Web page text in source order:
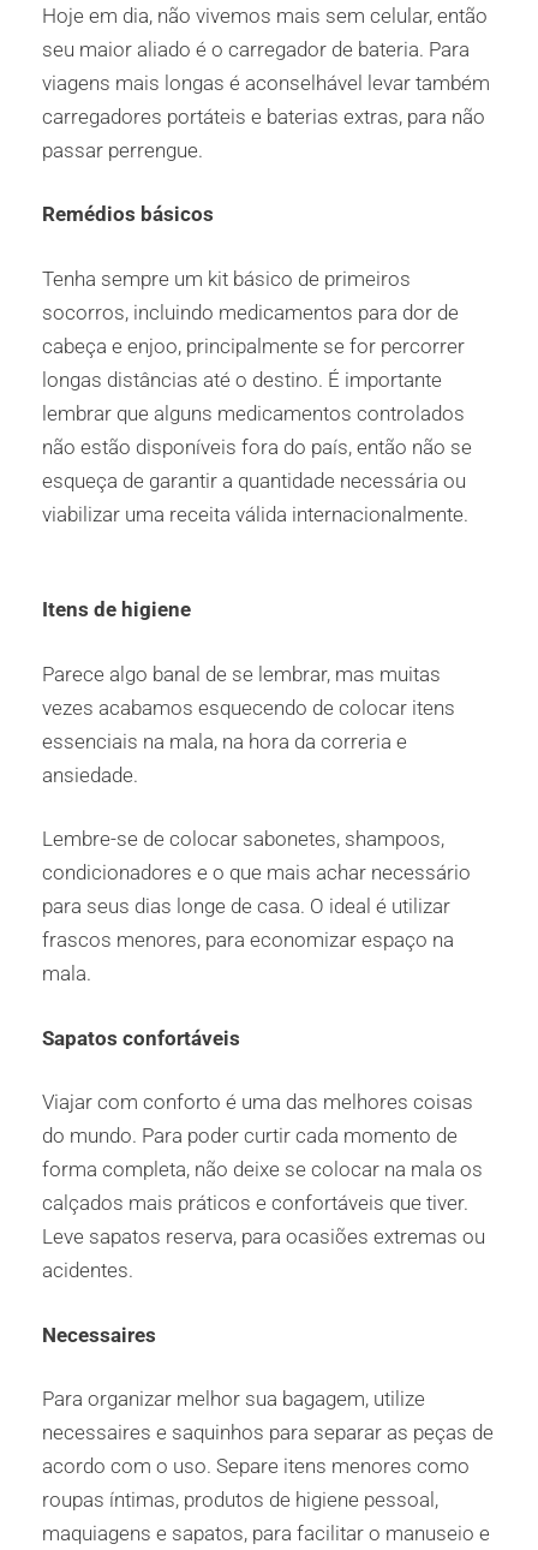
Hoje em dia, não vivemos mais sem celular, então
seu maior aliado é o carregador de bateria. Para
viagens mais longas é aconselhável levar também
carregadores portáteis e baterias extras, para não
passar perrengue.
Remédios básicos
Tenha sempre um kit básico de primeiros
socorros, incluindo medicamentos para dor de
cabeça e enjoo, principalmente se for percorrer
longas distâncias até o destino. É importante
lembrar que alguns medicamentos controlados
não estão disponíveis fora do país, então não se
esqueça de garantir a quantidade necessária ou
viabilizar uma receita válida internacionalmente.
Itens de higiene
Parece algo banal de se lembrar, mas muitas
vezes acabamos esquecendo de colocar itens
essenciais na mala, na hora da correria e
ansiedade.
Lembre-se de colocar sabonetes, shampoos,
condicionadores e o que mais achar necessário
para seus dias longe de casa. O ideal é utilizar
frascos menores, para economizar espaço na
mala.
Sapatos confortáveis
Viajar com conforto é uma das melhores coisas
do mundo. Para poder curtir cada momento de
forma completa, não deixe se colocar na mala os
calçados mais práticos e confortáveis que tiver.
Leve sapatos reserva, para ocasiões extremas ou
acidentes.
Necessaires
Para organizar melhor sua bagagem, utilize
necessaires e saquinhos para separar as peças de
acordo com o uso. Separe itens menores como
roupas íntimas, produtos de higiene pessoal,
maquiagens e sapatos, para facilitar o manuseio e